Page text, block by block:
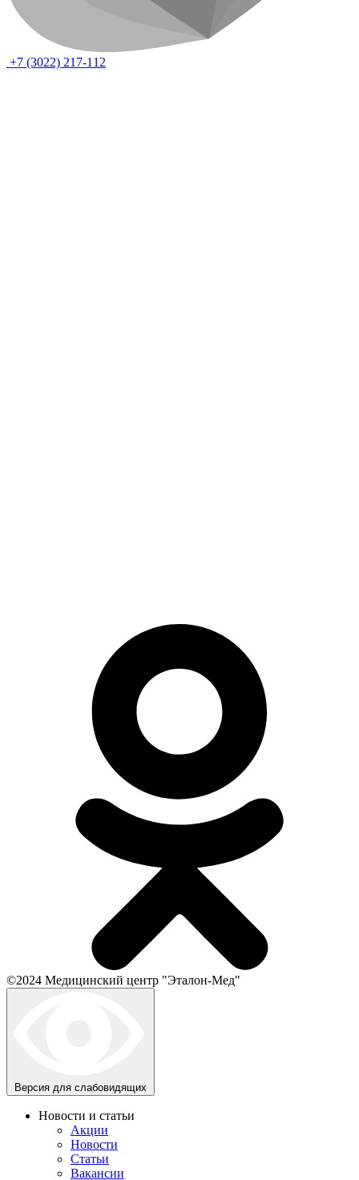
+7 (3022) 217-112
©2024 Медицинский центр "Эталон-Мед"
Версия для слабовидящих
Новости и статьи
Акции
Новости
Статьи
Вакансии